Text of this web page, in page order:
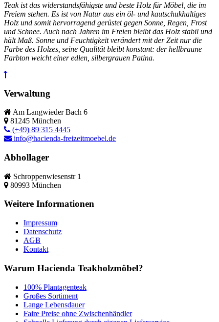
Teak ist das widerstandsfähigste und beste Holz für Möbel, die im
Freiem stehen. Es ist von Natur aus ein öl- und kautschukhaltiges
Holz und somit hervorragend gerüstet gegen Sonne, Regen, Frost
und Schnee. Auch nach Jahren im Freien bleibt das Holz stabil und
hält Maß. Sonne und Feuchtigkeit verändert mit der Zeit nur die
Farbe des Holzes, seine Qualität bleibt konstant: der hellbraune
Farbton weicht einer edlen, silbergrauen Patina.
Verwaltung
Am Langwieder Bach 6
81245 München
(+49) 89 315 4445
info@hacienda-freizeitmoebel.de
Abhollager
Schroppenwiesenstr 1
80993 München
Weitere Informationen
Impressum
Datenschutz
AGB
Kontakt
Warum Hacienda Teakholzmöbel?
100% Plantagenteak
Großes Sortiment
Lange Lebensdauer
Faire Preise ohne Zwischenhändler